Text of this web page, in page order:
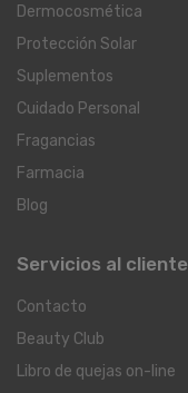
Dermocosmética
Protección Solar
Suplementos
Cuidado Personal
Fragancias
Farmacia
Blog
Servicios al cliente
Contacto
Beauty Club
Libro de quejas on-line